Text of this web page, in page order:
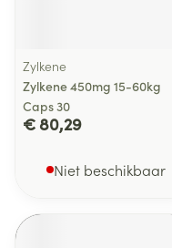
Zylkene
Zylkene 450mg 15-60kg
Caps 30
€ 80,29
Niet beschikbaar